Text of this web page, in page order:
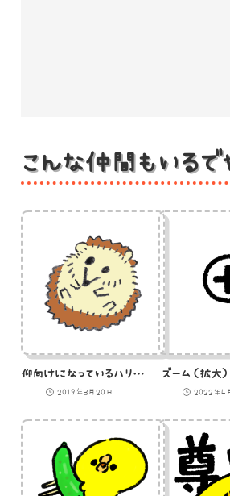
こんな仲間もいるで
仰向けになっているハリネズミのイラスト
2019年3月20日
ズーム（拡大
2022年4